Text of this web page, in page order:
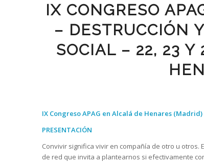
IX CONGRESO
– DESTRUCCIÓN
SOCIAL – 22, 23 Y
IX Congreso APAG en Alcalá de Henares
PRESENTACIÓN
Convivir significa vivir en compañía de otro u
de red que invita a plantearnos si efectivamente